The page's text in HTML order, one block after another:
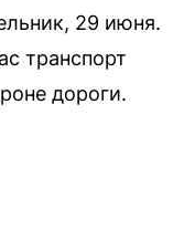
29 июня.
транспорт
дороги.